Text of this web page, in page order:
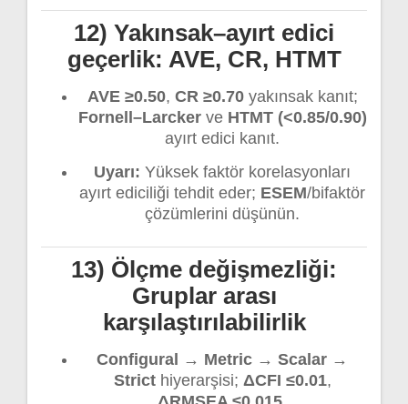
12) Yakınsak–ayırt edici
geçerlik: AVE, CR, HTMT
AVE ≥0.50, CR ≥0.70yakınsak kanıt;
Fornell–Larckerve HTMT (<0.85/0.90)
ayırt edici kanıt.
Uyarı: Yüksek faktör korelasyonları
ayırt ediciliği tehdit eder; ESEM/bifaktör
çözümlerini düşünün.
13) Ölçme değişmezliği:
Gruplar arası
karşılaştırılabilirlik
Configural → Metric → Scalar →
Stricthiyerarşisi; ΔCFI ≤0.01,